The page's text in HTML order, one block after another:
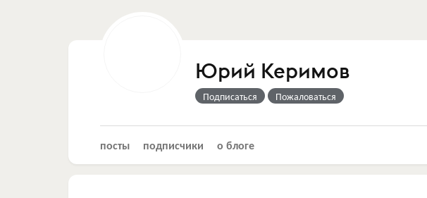
Юрий Керимов
Подписаться Пожаловаться
посты подписчики о блоге